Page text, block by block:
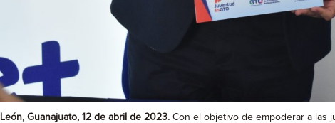
León, Guanajuato, 12 de abril de 2023. Con el objetivo de empoderar a las